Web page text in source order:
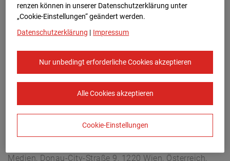
Medien, Donau-City-Straße 9, 1220 Wien, Österreich,
renzen können in unserer Datenschutzerklärung unter
„Cookie-Einstellungen“ geändert werden.
Datenschutzerklärung | Impressum
Nur unbedingt erforderliche Cookies akzeptieren
Alle Cookies akzeptieren
Cookie-Einstellungen